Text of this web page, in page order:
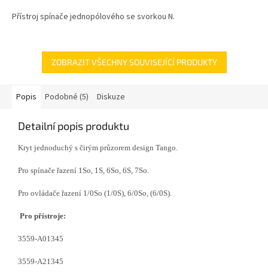
Přístroj spínače jednopólového se svorkou N.
ZOBRAZIT VŠECHNY SOUVISEJÍCÍ PRODUKTY
Popis Podobné (5) Diskuze
Detailní popis produktu
Kryt jednoduchý s čirým průzorem design Tango.
Pro spínače řazení 1So, 1S, 6So, 6S, 7So.
Pro ovládače řazení 1/0So (1/0S), 6/0So, (6/0S).
Pro přístroje:
3559-A01345
3559-A21345